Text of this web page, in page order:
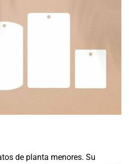
de planta menores. Su